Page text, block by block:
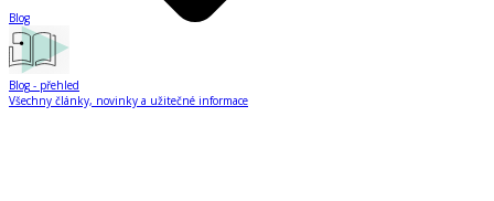
Blog
Blog - přehled
Všechny články, novinky a užitečné informace